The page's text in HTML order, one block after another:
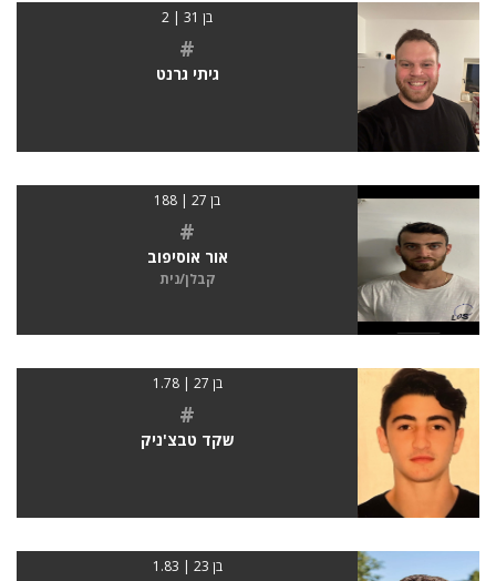
בן 31 | 2
#
גיתי גרנט
בן 27 | 188
#
אור אוסיפוב
קבלן/נית
בן 27 | 1.78
#
שקד טבצ'ניק
בן 23 | 1.83